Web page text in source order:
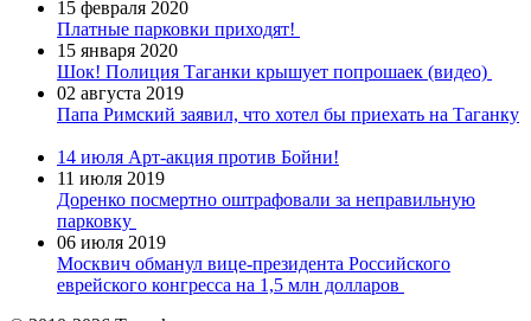
15 февраля 2020
Платные парковки приходят!
15 января 2020
Шок! Полиция Таганки крышует попрошаек (видео)
02 августа 2019
Папа Римский заявил, что хотел бы приехать на Таганку
14 июля Арт-акция против Бойни!
11 июля 2019
Доренко посмертно оштрафовали за неправильную
парковку
06 июля 2019
Москвич обманул вице-президента Российского
еврейского конгресса на 1,5 млн долларов